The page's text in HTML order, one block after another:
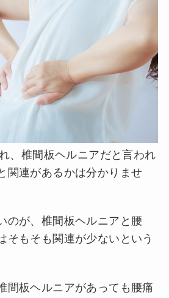
、椎間板ヘルニアだと言われ
関連があるかは分かりませ
のが、椎間板ヘルニアと腰
そもそも関連が少ないという
間板ヘルニアがあっても腰痛